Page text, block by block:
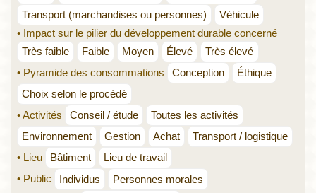
Transport (marchandises ou personnes)
Véhicule
• Impact sur le pilier du développement durable concerné
Très faible
Faible Moyen Élevé
Très élevé
• Pyramide des consommations
Conception
Éthique
Choix selon le procédé
• Activités
Conseil / étude
Toutes les activités
Environnement
Gestion Achat
Transport / logistique
• Lieu
Bâtiment
Lieu de travail
• Public
Individus
Personnes morales